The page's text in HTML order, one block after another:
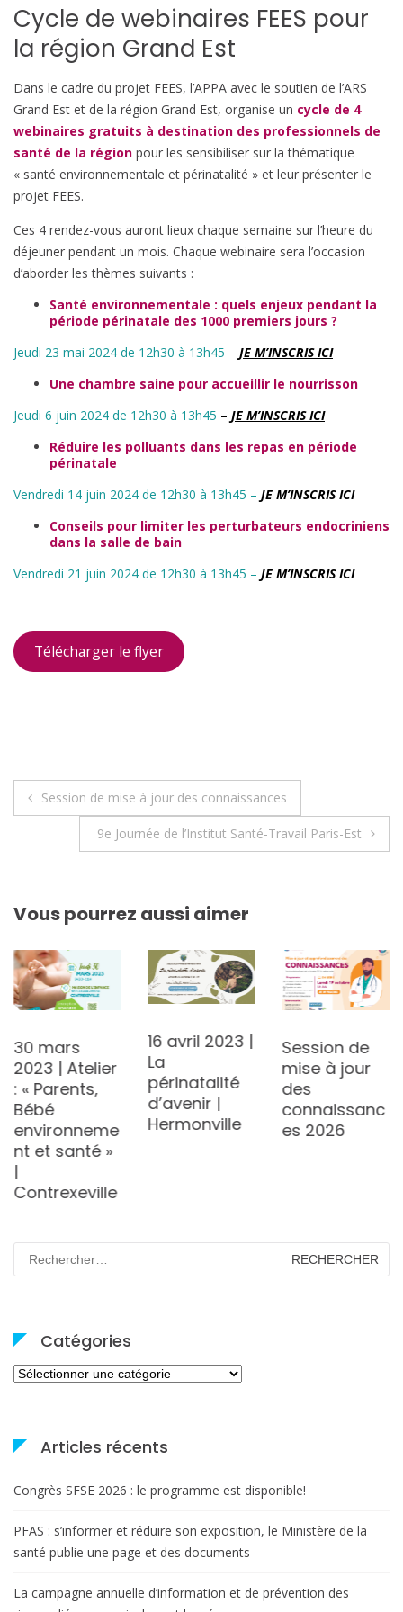
Cycle de webinaires FEES pour
la région Grand Est
Dans le cadre du projet FEES, l’APPA avec le soutien de l’ARS
Grand Est et de la région Grand Est, organise un cycle de 4
webinaires gratuits à destination des professionnels de
santé de la région pour les sensibiliser sur la thématique
« santé environnementale et périnatalité » et leur présenter le
projet FEES.
Ces 4 rendez-vous auront lieux chaque semaine sur l’heure du
déjeuner pendant un mois. Chaque webinaire sera l’occasion
d’aborder les thèmes suivants :
Santé environnementale : quels enjeux pendant la
période périnatale des 1000 premiers jours ?
Jeudi 23 mai 2024 de 12h30 à 13h45 – JE M’INSCRIS ICI
Une chambre saine pour accueillir le nourrisson
Jeudi 6 juin 2024 de 12h30 à 13h45 – JE M’INSCRIS ICI
Réduire les polluants dans les repas en période
périnatale
Vendredi 14 juin 2024 de 12h30 à 13h45 – JE M’INSCRIS ICI
Conseils pour limiter les perturbateurs endocriniens
dans la salle de bain
Vendredi 21 juin 2024 de 12h30 à 13h45 – JE M’INSCRIS ICI
Télécharger le flyer
Navigation
Session de mise à jour des connaissances
9e Journée de l’Institut Santé-Travail Paris-Est
Vous pourrez aussi aimer
30 mars
2023 | Atelier
: « Parents,
Bébé
environneme
nt et santé »
|
Contrexeville
16 avril 2023 |
La
périnatalité
d’avenir |
Hermonville
Session de
mise à jour
des
connaissanc
es 2026
Rechercher :
Catégories
Catégories
Articles récents
Congrès SFSE 2026 : le programme est disponible!
PFAS : s’informer et réduire son exposition, le Ministère de la
santé publie une page et des documents
La campagne annuelle d’information et de prévention des